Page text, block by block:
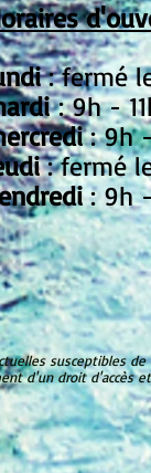
: fermé
: 9h -
: 9h -
: fermé
: 9h -
susceptibles de
d'un droit d'accès